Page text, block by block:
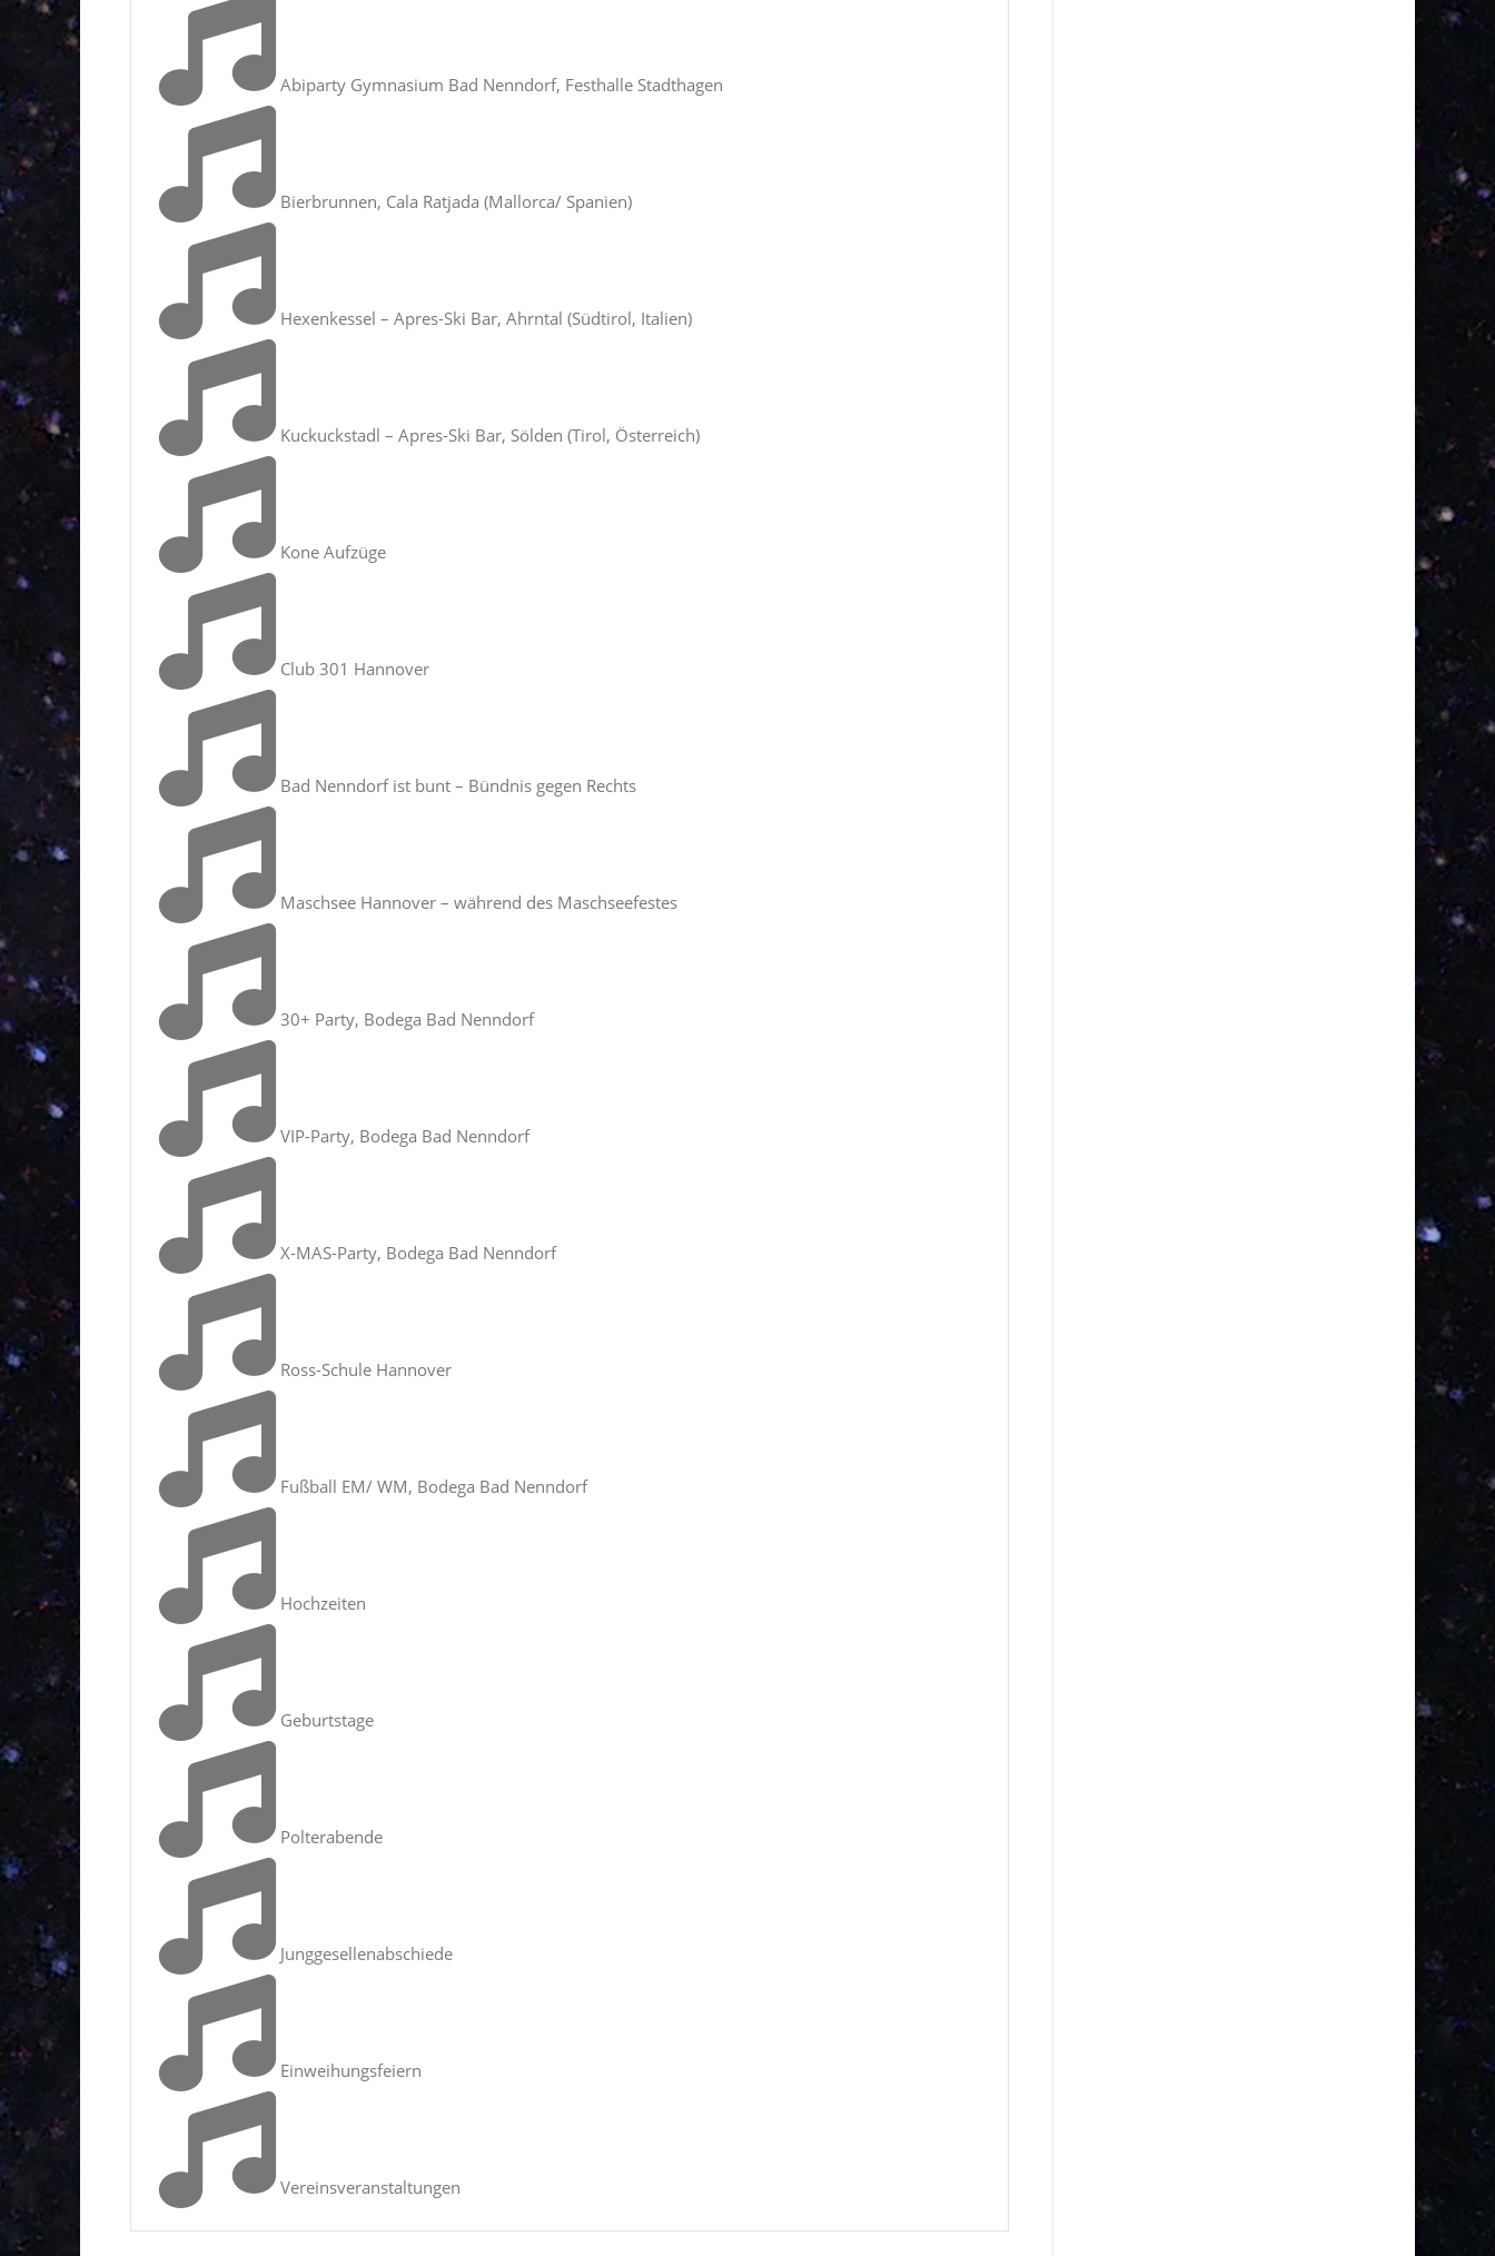
Abiparty Gymnasium Bad Nenndorf, Festhalle Stadthagen
Bierbrunnen, Cala Ratjada (Mallorca/ Spanien)
Hexenkessel – Apres-Ski Bar, Ahrntal (Südtirol, Italien)
Kuckuckstadl – Apres-Ski Bar, Sölden (Tirol, Österreich)
Kone Aufzüge
Club 301 Hannover
Bad Nenndorf ist bunt – Bündnis gegen Rechts
Maschsee Hannover – während des Maschseefestes
30+ Party, Bodega Bad Nenndorf
VIP-Party, Bodega Bad Nenndorf
X-MAS-Party, Bodega Bad Nenndorf
Ross-Schule Hannover
Fußball EM/ WM, Bodega Bad Nenndorf
Hochzeiten
Geburtstage
Polterabende
Junggesellenabschiede
Einweihungsfeiern
Vereinsveranstaltungen